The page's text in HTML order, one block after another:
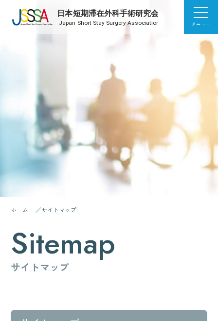
メニュー
ホーム サイトマップ
Sitemap
サイトマップ